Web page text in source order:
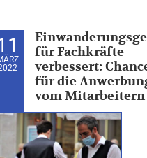
für Fachkräfte
verbessert:
für die
vom Mitarbeitern